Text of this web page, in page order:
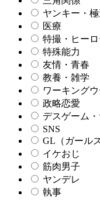
ヤンキー・
医療
特撮・ヒー
特殊能力
友情・青春
教養・雑学
ワーキング
政略恋愛
デスゲーム
SNS
GL（ガール
イケおじ
筋肉男子
ヤンデレ
執事